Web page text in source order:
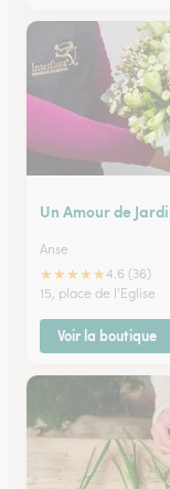
Un Amour de
Anse
★★★★★4.6 (36)
15, place de l'Eglise
Voir la boutique